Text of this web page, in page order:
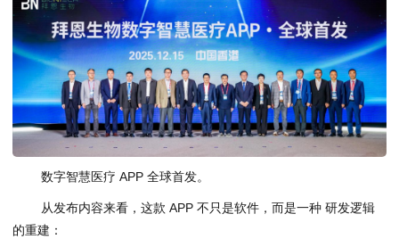
数字智慧医疗 APP 全球首发。
从发布内容来看，这款 APP 不只是软件，而是一种 研发逻辑
的重建：